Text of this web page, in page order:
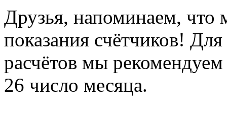
Друзья, напоминаем,
показания счётчиков!
расчётов мы рекомендуем
26 число месяца.